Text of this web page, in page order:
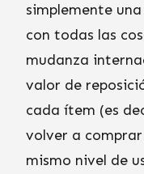
simplemente
con todas las
mudanza
valor de
cada ítem (es
volver a
mismo nivel de